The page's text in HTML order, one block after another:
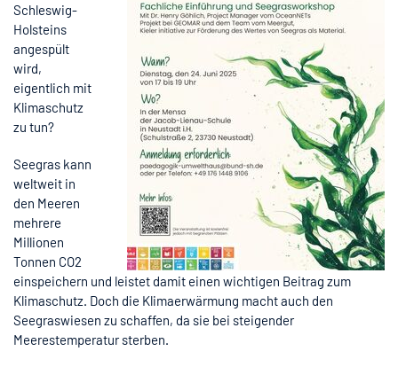
Schleswig-
Holsteins
angespült
wird,
eigentlich mit
Klimaschutz
zu tun?
Seegras kann
weltweit in
den Meeren
mehrere
Millionen
Tonnen CO2
einspeichern und leistet damit einen wichtigen Beitrag zum
Klimaschutz. Doch die Klimaerwärmung macht auch den
Seegraswiesen zu schaffen, da sie bei steigender
Meerestemperatur sterben.